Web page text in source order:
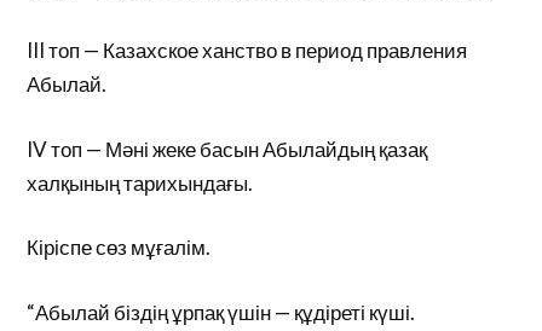
III топ — Казахское ханство в период правления
Абылай.
IV топ — Мәні жеке басын Абылайдың қазақ
халқының тарихындағы.
Кіріспе сөз мұғалім.
“Абылай біздің ұрпақ үшін — құдіреті күші.